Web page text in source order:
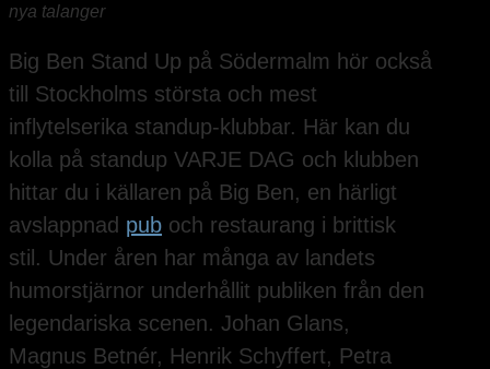
nya talanger
Big Ben Stand Up på Södermalm hör också
till Stockholms största och mest
inflytelserika standup-klubbar. Här kan du
kolla på standup VARJE DAG och klubben
hittar du i källaren på Big Ben, en härligt
avslappnad pub och restaurang i brittisk
stil. Under åren har många av landets
humorstjärnor underhållit publiken från den
legendariska scenen. Johan Glans,
Magnus Betnér, Henrik Schyffert, Petra